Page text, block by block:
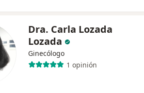
Dra. Carla Lozada
Lozada
Ginecólogo
1 opinión